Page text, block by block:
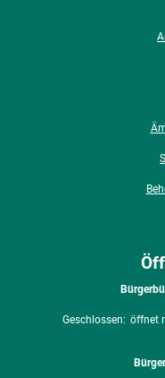
Klicken, um weitere
Geschlossen: öffnet